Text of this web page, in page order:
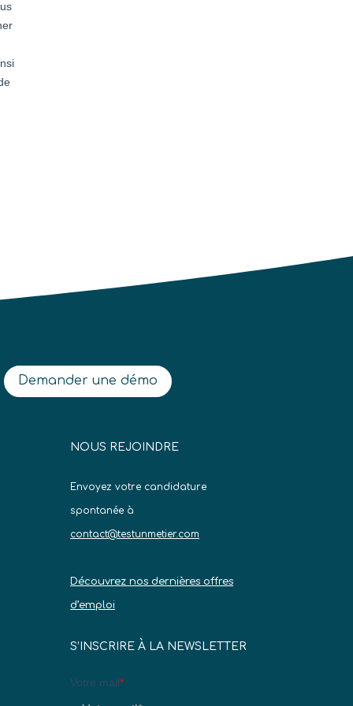
Demander une démo
NOUS REJOINDRE
Envoyez votre candidature
spontanée à
contact@testunmetier.com
Découvrez nos dernières offres
d’emploi
S’INSCRIRE À LA NEWSLETTER